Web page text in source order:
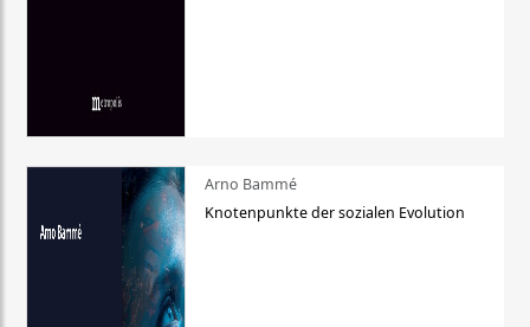
Arno Bammé
Knotenpunkte der sozialen Evolution